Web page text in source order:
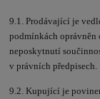
9.1. Prodávající je
podmínkách
neposkytnutí
v právních předpisech.
9.2. Kupující je